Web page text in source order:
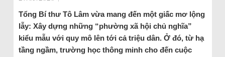
Tổng Bí thư Tô Lâm vừa mang đến một giấc mơ lộng
lẫy: Xây dựng những “phường xã hội chủ nghĩa”
kiểu mẫu với quy mô lên tới cả triệu dân. Ở đó, từ hạ
tầng ngầm, trường học thông minh cho đến cuộc